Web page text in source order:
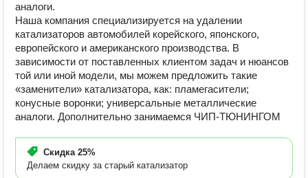
аналоги.
Наша компания специализируется на удалении
катализаторов автомобилей корейского, японского,
европейского и американского производства. В
зависимости от поставленных клиентом задач и нюансов
той или иной модели, мы можем предложить такие
«заменители» катализатора, как: пламегасители;
конусные воронки; универсальные металлические
аналоги. Дополнительно занимаемся ЧИП-ТЮНИНГОМ
Скидка 25%
Делаем скидку за старый катализатор